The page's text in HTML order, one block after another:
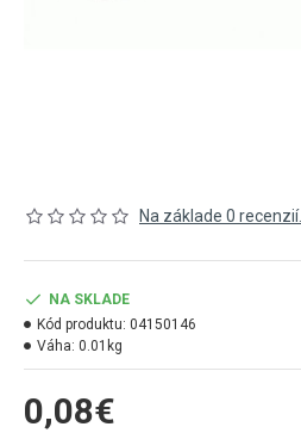
Na základe 0 recenzií.
0,08€
NA SKLADE
Kód produktu: 04150146
Váha: 0.01kg